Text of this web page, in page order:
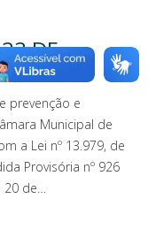
DE
prevenção e
Municipal de
a Lei nº 13.979, de
Provisória nº 926
20 de…